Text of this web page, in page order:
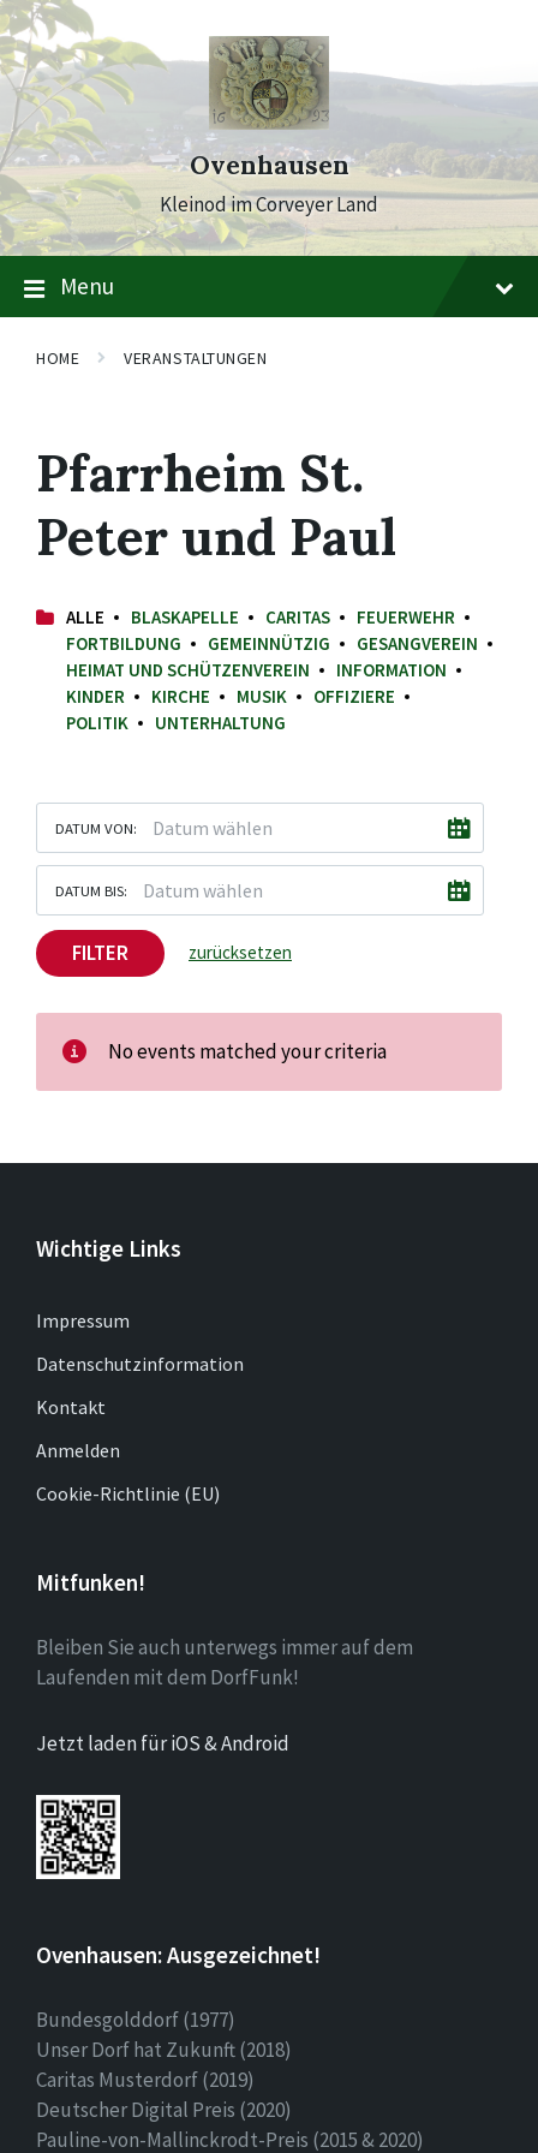
Skip
to
content
Skip
to
main
navigation
Skip
to
footer
Ovenhausen
Kleinod im Corveyer Land
Menu
HOME VERANSTALTUNGEN
Pfarrheim St.
Peter und Paul
ALLE BLASKAPELLE CARITAS
FEUERWEHR
FORTBILDUNG
GEMEINNÜTZIG
GESANGVEREIN
HEIMAT UND SCHÜTZENVEREIN
INFORMATION
KINDER
KIRCHE MUSIK
OFFIZIERE
POLITIK
UNTERHALTUNG
DATUM VON:
DATUM BIS:
FILTER zurücksetzen
No events matched your criteria
Wichtige Links
Impressum
Datenschutzinformation
Kontakt
Anmelden
Cookie-Richtlinie (EU)
Mitfunken!
Bleiben Sie auch unterwegs immer auf dem
Laufenden mit dem DorfFunk!
Jetzt laden für iOS & Android
Ovenhausen: Ausgezeichnet!
Bundesgolddorf (1977)
Unser Dorf hat Zukunft (2018)
Caritas Musterdorf (2019)
Deutscher Digital Preis (2020)
Pauline-von-Mallinckrodt-Preis (2015 & 2020)